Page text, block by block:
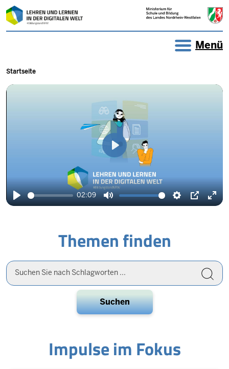
Direkt zum Inhalt
LEHREN UND LERNEN IN
Menü
Pfadnavigation
Startseite
Wiedergabe
02:09
Ton
Einstellungen
Picture-
Wiedergabe
Themen finden
Suche
der
Impulse im Fokus